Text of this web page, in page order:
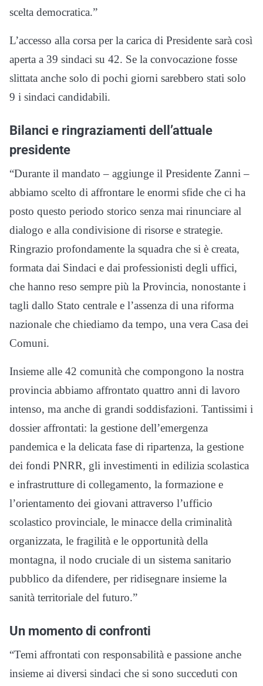
scelta democratica.”
L’accesso alla corsa per la carica di Presidente sarà così
aperta a 39 sindaci su 42. Se la convocazione fosse
slittata anche solo di pochi giorni sarebbero stati solo
9 i sindaci candidabili.
Bilanci e ringraziamenti dell’attuale
presidente
“Durante il mandato – aggiunge il Presidente Zanni –
abbiamo scelto di affrontare le enormi sfide che ci ha
posto questo periodo storico senza mai rinunciare al
dialogo e alla condivisione di risorse e strategie.
Ringrazio profondamente la squadra che si è creata,
formata dai Sindaci e dai professionisti degli uffici,
che hanno reso sempre più la Provincia, nonostante i
tagli dallo Stato centrale e l’assenza di una riforma
nazionale che chiediamo da tempo, una vera Casa dei
Comuni.
Insieme alle 42 comunità che compongono la nostra
provincia abbiamo affrontato quattro anni di lavoro
intenso, ma anche di grandi soddisfazioni. Tantissimi i
dossier affrontati: la gestione dell’emergenza
pandemica e la delicata fase di ripartenza, la gestione
dei fondi PNRR, gli investimenti in edilizia scolastica
e infrastrutture di collegamento, la formazione e
l’orientamento dei giovani attraverso l’ufficio
scolastico provinciale, le minacce della criminalità
organizzata, le fragilità e le opportunità della
montagna, il nodo cruciale di un sistema sanitario
pubblico da difendere, per ridisegnare insieme la
sanità territoriale del futuro.”
Un momento di confronti
“Temi affrontati con responsabilità e passione anche
insieme ai diversi sindaci che si sono succeduti con